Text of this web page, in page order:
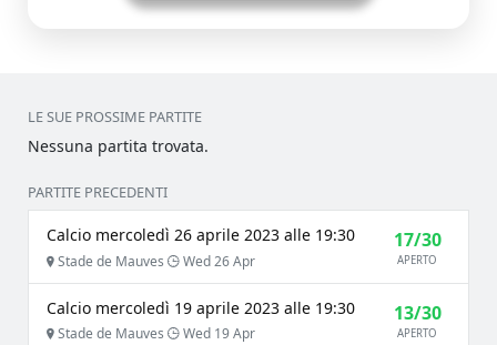
LE SUE PROSSIME PARTITE
Nessuna partita trovata.
PARTITE PRECEDENTI
Calcio mercoledì 26 aprile 2023 alle 19:30
Stade de Mauves Wed 26 Apr
17/30
APERTO
Calcio mercoledì 19 aprile 2023 alle 19:30
Stade de Mauves Wed 19 Apr
13/30
APERTO